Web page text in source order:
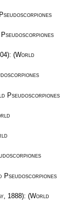
(World
Pseudoscorpiones
Pseudoscorpiones
, 1888): (World